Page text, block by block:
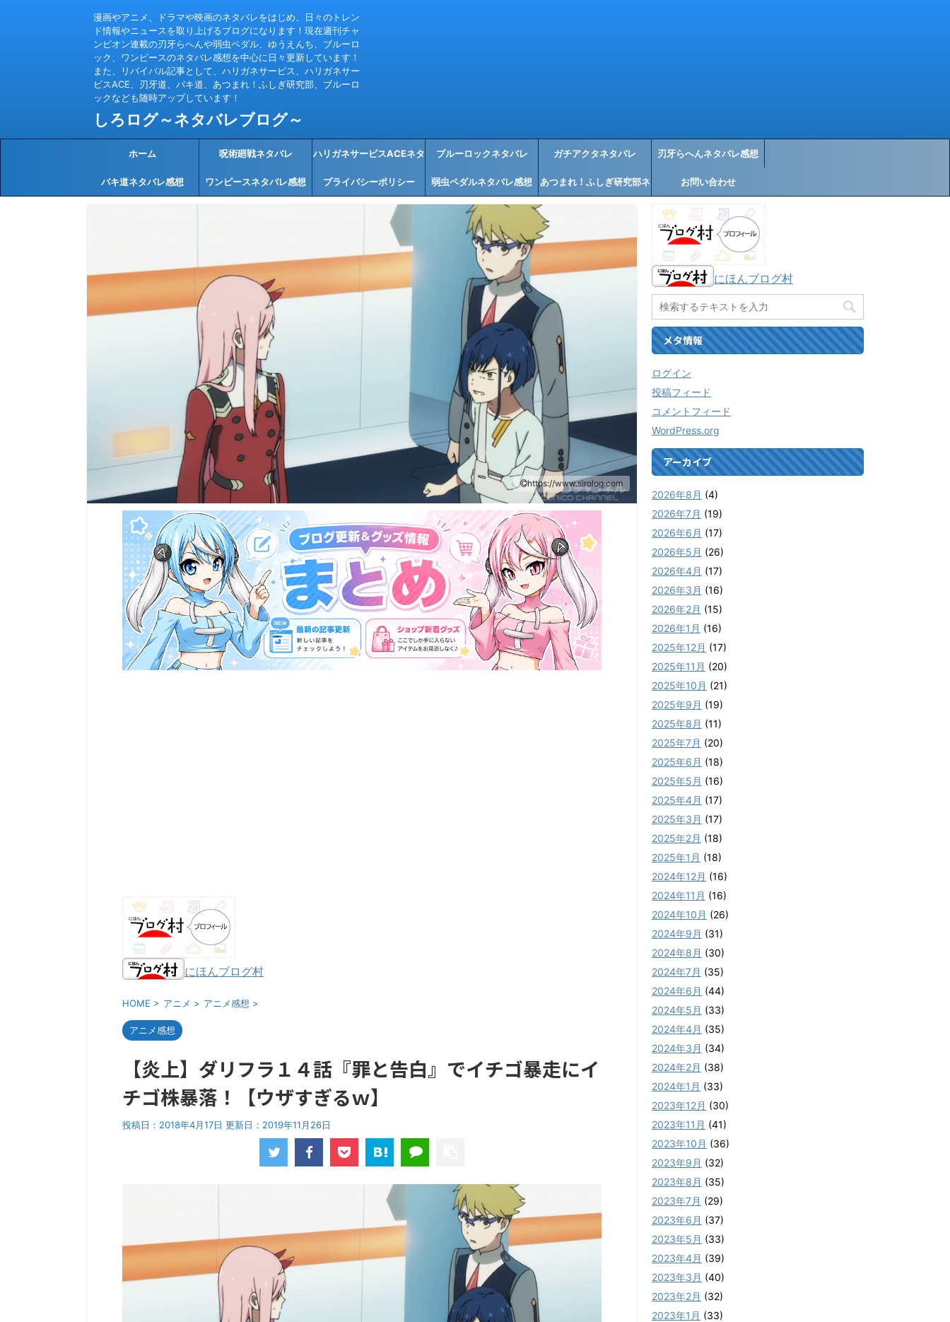
漫画やアニメ、ドラマや映画のネタバレをはじめ、日々のトレン
ド情報やニュースを取り上げるブログになります！現在週刊チャ
ンピオン連載の刃牙らへんや弱虫ペダル、ゆうえんち、ブルーロ
ック、ワンピースのネタバレ感想を中心に日々更新しています！
また、リバイバル記事として、ハリガネサービス、ハリガネサー
ビスACE、刃牙道、バキ道、あつまれ！ふしぎ研究部、ブルーロ
ックなども随時アップしています！
しろログ～ネタバレブログ～
ホーム 呪術廻戦ネタバレ ハリガネサービスACEネタ
バレ感想
ブルーロックネタバレ ガチアクタネタバレ 刃牙らへんネタバレ感想
バキ道ネタバレ感想 ワンピースネタバレ感想 プライバシーポリシー 弱虫ペダルネタバレ感想 あつまれ！ふしぎ研究部ネ お問い合わせ
https://www.sirolog.com
にほんブログ村
HOME > アニメ > アニメ感想 >
アニメ感想
【炎上】ダリフラ１４話『罪と告白』でイチゴ暴走にイ
チゴ株暴落！【ウザすぎるｗ】
投稿日：2018年4月17日 更新日： 2019年11月26日
にほんブログ村
メタ情報
ログイン
投稿フィード
コメントフィード
WordPress.org
アーカイブ
2026年8月 (4)
2026年7月 (19)
2026年6月 (17)
2026年5月 (26)
2026年4月 (17)
2026年3月 (16)
2026年2月 (15)
2026年1月 (16)
2025年12月 (17)
2025年11月 (20)
2025年10月 (21)
2025年9月 (19)
2025年8月 (11)
2025年7月 (20)
2025年6月 (18)
2025年5月 (16)
2025年4月 (17)
2025年3月 (17)
2025年2月 (18)
2025年1月 (18)
2024年12月 (16)
2024年11月 (16)
2024年10月 (26)
2024年9月 (31)
2024年8月 (30)
2024年7月 (35)
2024年6月 (44)
2024年5月 (33)
2024年4月 (35)
2024年3月 (34)
2024年2月 (38)
2024年1月 (33)
2023年12月 (30)
2023年11月 (41)
2023年10月 (36)
2023年9月 (32)
2023年8月 (35)
2023年7月 (29)
2023年6月 (37)
2023年5月 (33)
2023年4月 (39)
2023年3月 (40)
2023年2月 (32)
2023年1月 (33)